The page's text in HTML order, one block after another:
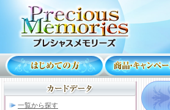
一覧から探す